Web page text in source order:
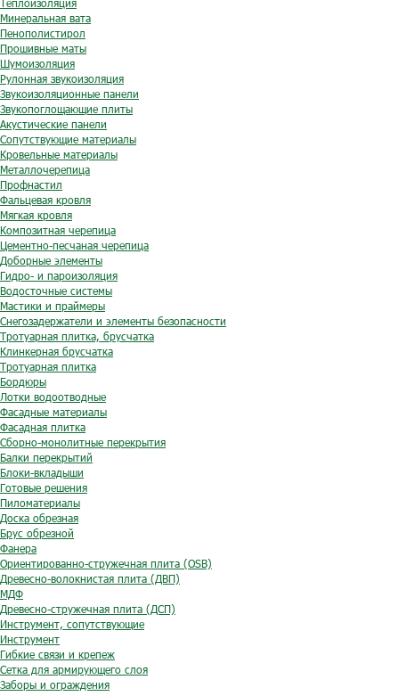
Теплоизоляция
Минеральная вата
Пенополистирол
Прошивные маты
Шумоизоляция
Рулонная звукоизоляция
Звукоизоляционные панели
Звукопоглощающие плиты
Акустические панели
Сопутствующие материалы
Кровельные материалы
Металлочерепица
Профнастил
Фальцевая кровля
Мягкая кровля
Композитная черепица
Цементно-песчаная черепица
Доборные элементы
Гидро- и пароизоляция
Водосточные системы
Мастики и праймеры
Снегозадержатели и элементы безопасности
Тротуарная плитка, брусчатка
Клинкерная брусчатка
Тротуарная плитка
Бордюры
Лотки водоотводные
Фасадные материалы
Фасадная плитка
Сборно-монолитные перекрытия
Балки перекрытий
Блоки-вкладыши
Готовые решения
Пиломатериалы
Доска обрезная
Брус обрезной
Фанера
Ориентированно-стружечная плита (OSB)
Древесно-волокнистая плита (ДВП)
МДФ
Древесно-стружечная плита (ДСП)
Инструмент, сопутствующие
Инструмент
Гибкие связи и крепеж
Сетка для армирующего слоя
Заборы и ограждения